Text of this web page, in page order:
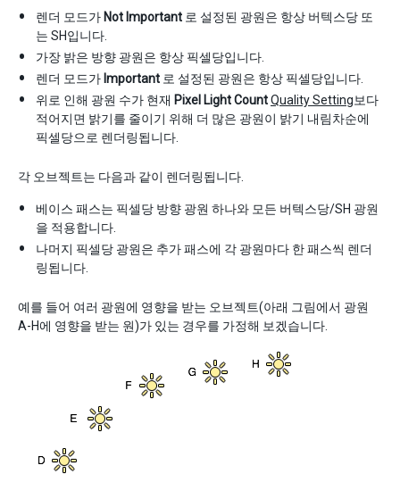
렌더 모드가 Not Important 로 설정된 광원은 항상 버텍스당 또
는 SH입니다.
가장 밝은 방향 광원은 항상 픽셀당입니다.
렌더 모드가 Important 로 설정된 광원은 항상 픽셀당입니다.
위로 인해 광원 수가 현재 Pixel Light CountQuality Setting보다
적어지면 밝기를 줄이기 위해 더 많은 광원이 밝기 내림차순에
픽셀당으로 렌더링됩니다.
각 오브젝트는 다음과 같이 렌더링됩니다.
베이스 패스는 픽셀당 방향 광원 하나와 모든 버텍스당/SH 광원
을 적용합니다.
나머지 픽셀당 광원은 추가 패스에 각 광원마다 한 패스씩 렌더
링됩니다.
예를 들어 여러 광원에 영향을 받는 오브젝트(아래 그림에서 광원
A-H에 영향을 받는 원)가 있는 경우를 가정해 보겠습니다.